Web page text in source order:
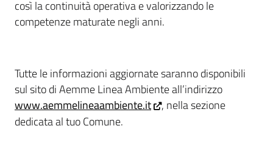
così la continuità operativa e valorizzando le
competenze maturate negli anni.
Tutte le informazioni aggiornate saranno disponibili
sul sito di Aemme Linea Ambiente all’indirizzo
www.aemmelineaambiente.it
, nella sezione
dedicata al tuo Comune.